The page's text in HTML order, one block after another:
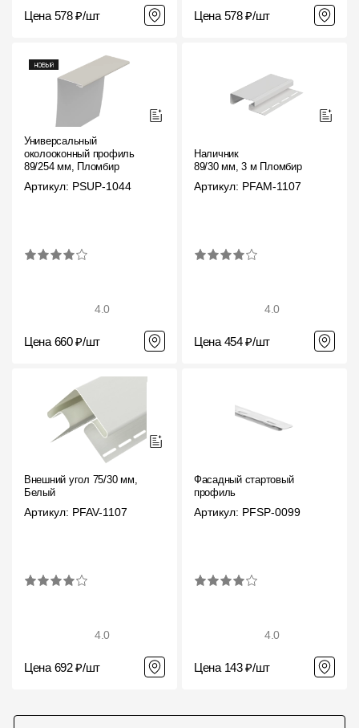
Цена 578 ₽/шт Цена 578 ₽/шт
Универсальный
околооконный профиль
89/254 мм, Пломбир
Артикул: PSUP-1044
4.0
Цена 660 ₽/шт
Наличник
89/30 мм, 3 м Пломбир
Артикул: PFAM-1107
4.0
Цена 454 ₽/шт
Внешний угол 75/30 мм,
Белый
Артикул: PFAV-1107
4.0
Цена 692 ₽/шт
Фасадный стартовый
профиль
Артикул: PFSP-0099
4.0
Цена 143 ₽/шт